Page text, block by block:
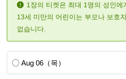
1장의 티켓은 최대 1명의 성인에
13세 미만의 어린이는 부모나 보호
없습니다.